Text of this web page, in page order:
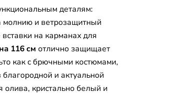
деталям:
молнию и ветрозащитный
на карманах для
116 см отлично защищает
как с брючными костюмами,
и актуальной
олива, кристально белый и